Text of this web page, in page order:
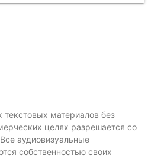
текстовых материалов без
целях разрешается со
аудиовизуальные
собственностью своих